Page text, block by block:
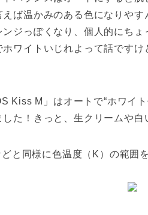
えば温かみのある色になりや
ンジっぽくなり、個人的にち
ホワイトいじれよって話です
Kiss M」はオートで“ホワイ
た！きっと、生クリームや白
と同様に色温度（K）の範囲